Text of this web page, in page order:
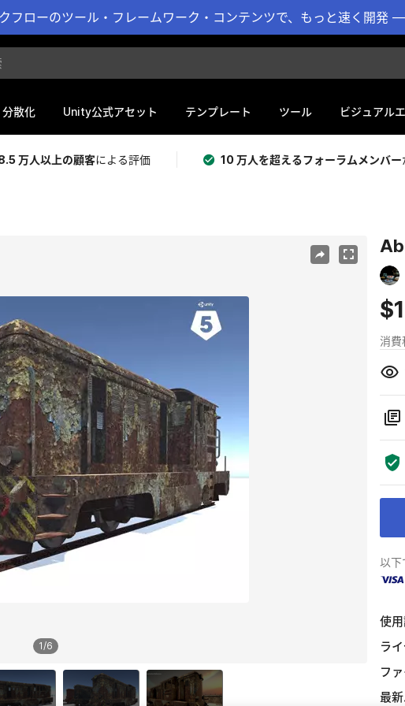
フローのツール・フレームワーク・コンテンツで、もっと速く開発 —
分散化 Unity公式アセット テンプレート ツール ビジュアル
万人以上の顧客による評価 10 万人を超えるフォーラムメンバー
1/6
消費
以下
使
ラ
フ
最